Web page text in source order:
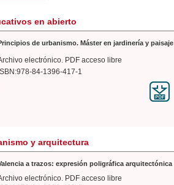
en abierto
de urbanismo. Máster en jardinería y paisaje
electrónico. PDF acceso libre
ISBN:978-84-1396-417-1
y arquitectura
a trazos: expresión poligráfica arquitectónica
electrónico. PDF acceso libre